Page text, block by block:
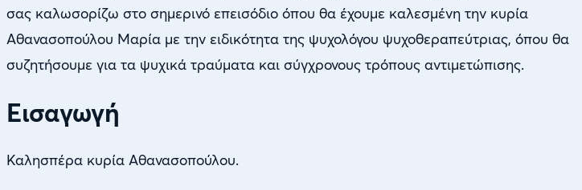
σας καλωσορίζω στο σημερινό επεισόδιο όπου θα έχουμε καλεσμένη την κυρία
Αθανασοπούλου Μαρία με την ειδικότητα της ψυχολόγου ψυχοθεραπεύτριας, όπου θα
συζητήσουμε για τα ψυχικά τραύματα και σύγχρονους τρόπους αντιμετώπισης.
Εισαγωγή
Καλησπέρα κυρία Αθανασοπούλου.